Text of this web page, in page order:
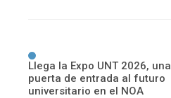
Llega la Expo UNT 2026, una
puerta de entrada al futuro
universitario en el NOA